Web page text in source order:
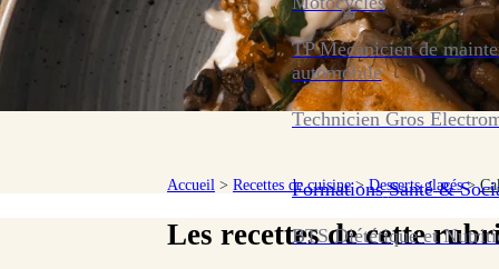
TP Mécanicien de
automobile
Technicien Gros
Formations Santé &
BTS Diététique et
Accueil > Recettes de cuisine > Desserts glacés >
Les recettes de cette